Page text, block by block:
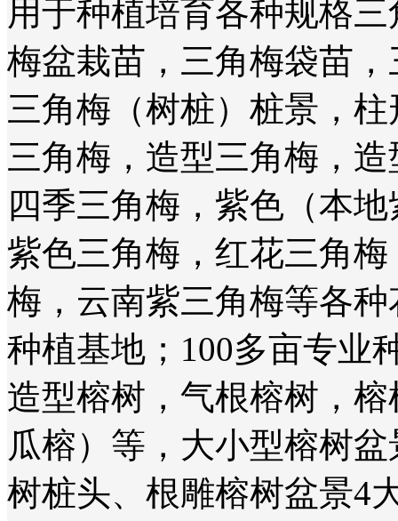
用于种植培育各种规格
梅盆栽苗，三角梅袋苗
三角梅（树桩）桩景，
三角梅，造型三角梅，
四季三角梅，紫色（本
紫色三角梅，红花三角
梅，云南紫三角梅等各
种植基地；100多亩专业
造型榕树，气根榕树，
瓜榕）等，大小型榕树
树桩头、根雕榕树盆景4